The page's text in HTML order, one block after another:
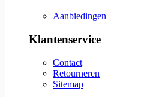
Aanbiedingen
Klantenservice
Contact
Retourneren
Sitemap